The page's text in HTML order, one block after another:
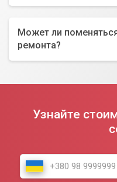
Может ли
ремонта?
Узнайте